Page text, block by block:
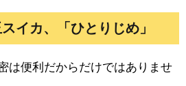
イカ、「ひとりじめ」
は便利だからだけではありませ